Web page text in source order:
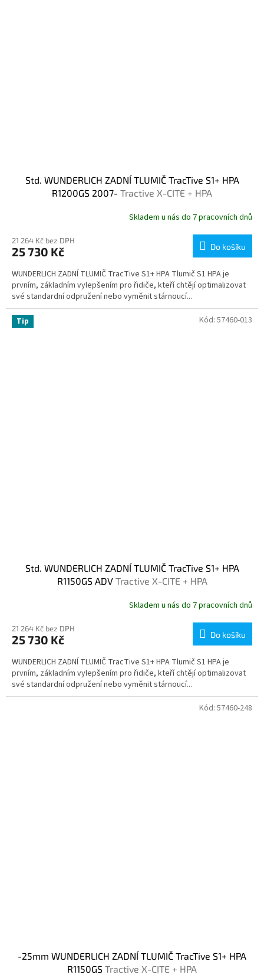
Std. WUNDERLICH ZADNÍ TLUMIČ TracTive S1+ HPA
R1200GS 2007- Tractive X-CITE + HPA
Skladem u nás do 7 pracovních dnů
21 264 Kč bez DPH
25 730 Kč Do košíku
WUNDERLICH ZADNÍ TLUMIČ TracTive S1+ HPA Tlumič S1 HPA je
prvním, základním vylepšením pro řidiče, kteří chtějí optimalizovat
své standardní odpružení nebo vyměnit stárnoucí...
Tip
Std. WUNDERLICH ZADNÍ TLUMIČ TracTive S1+ HPA
R1150GS ADV Tractive X-CITE + HPA
Skladem u nás do 7 pracovních dnů
21 264 Kč bez DPH
25 730 Kč Do košíku
WUNDERLICH ZADNÍ TLUMIČ TracTive S1+ HPA Tlumič S1 HPA je
prvním, základním vylepšením pro řidiče, kteří chtějí optimalizovat
své standardní odpružení nebo vyměnit stárnoucí...
Kód: 57460-013
-25mm WUNDERLICH ZADNÍ TLUMIČ TracTive S1+ HPA
R1150GS Tractive X-CITE + HPA
Kód: 57460-248